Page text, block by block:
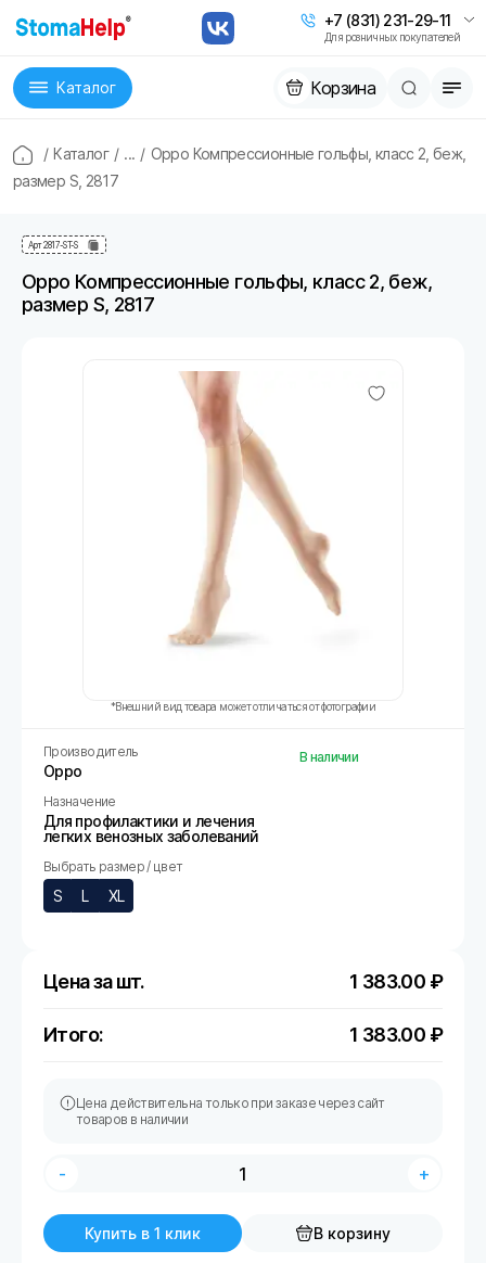
+7 (831) 231-29-11
Для розничных покупателей
Каталог Корзина
/ Каталог / ... / Oppo Компрессионные гольфы, класс 2, беж,
размер S, 2817
Арт2817-ST-S
Oppo Компрессионные гольфы, класс 2, беж,
размер S, 2817
*Внешний вид товара может отличаться от фотографии
Производитель
Oppo
Назначение
Для профилактики и лечения
легких венозных заболеваний
Выбрать размер / цвет
S L XL
В наличии
Цена за шт. 1 383.00 ₽
Итого: 1 383.00 ₽
Цена действительна только при заказе через сайт
товаров в наличии
- +
Купить в 1 клик В корзину